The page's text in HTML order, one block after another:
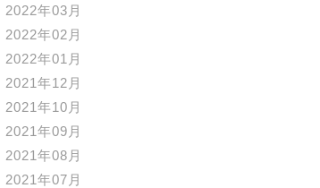
2022年03月
2022年02月
2022年01月
2021年12月
2021年10月
2021年09月
2021年08月
2021年07月